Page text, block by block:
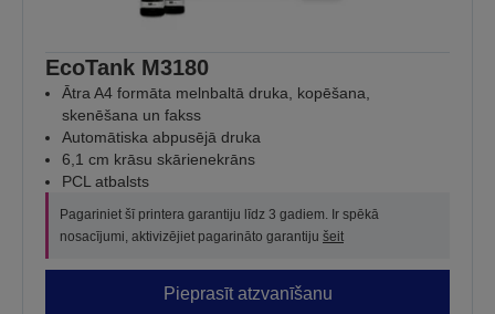
EcoTank M3180
Ātra A4 formāta melnbaltā druka, kopēšana,
skenēšana un fakss
Automātiska abpusējā druka
6,1 cm krāsu skārienekrāns
PCL atbalsts
Pagariniet šī printera garantiju līdz 3 gadiem. Ir spēkā
nosacījumi, aktivizējiet pagarināto garantiju šeit
Pieprasīt atzvanīšanu